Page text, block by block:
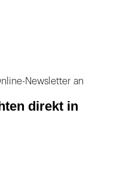
Newsletter an
direkt in